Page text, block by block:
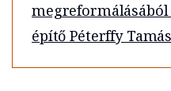
építő Péterffy Tamás